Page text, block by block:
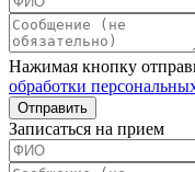
Нажимая кнопку
обработки
Записаться на прием